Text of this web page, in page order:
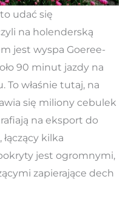
udać się
na holenderską
jest wyspa Goeree-
90 minut jazdy na
To właśnie tutaj, na
się miliony cebulek
na eksport do
kilka
jest ogromnymi,
zapierające dech